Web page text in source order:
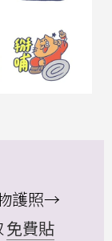
護照→
免費貼